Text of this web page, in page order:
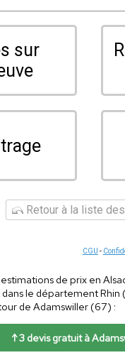
sur
Retour à la liste
CGU -
de prix en
le département
de Adamswiller (67) :
↑ 3 devis gratuit à